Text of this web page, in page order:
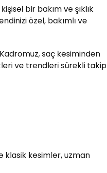
bir bakım ve şıklık
özel, bakımlı ve
saç kesiminden
ve trendleri sürekli takip
klasik kesimler, uzman